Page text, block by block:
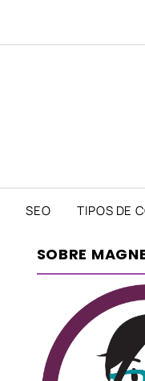
SEO TIPOS DE
SOBRE